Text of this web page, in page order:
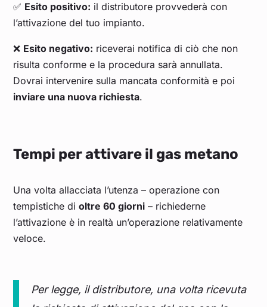
✅ Esito positivo: il distributore provvederà con
l’attivazione del tuo impianto.
❌ Esito negativo: riceverai notifica di ciò che non
risulta conforme e la procedura sarà annullata.
Dovrai intervenire sulla mancata conformità e poi
inviare una nuova richiesta.
Tempi per attivare il gas metano
Una volta allacciata l’utenza – operazione con
tempistiche dioltre 60 giorni – richiederne
l’attivazione è in realtà un’operazione relativamente
veloce.
Per legge, il distributore, una volta ricevuta